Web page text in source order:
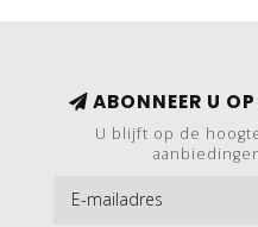
ABONNEER U
U blijft op de